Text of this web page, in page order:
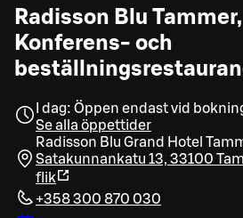
Radisson Blu Tammer,
Konferens- och
I dag: Öppen endast vid
Se alla öppettider
Radisson Blu Grand Hotel
Satakunnankatu 13, 33100
flik
+358 300 870 030